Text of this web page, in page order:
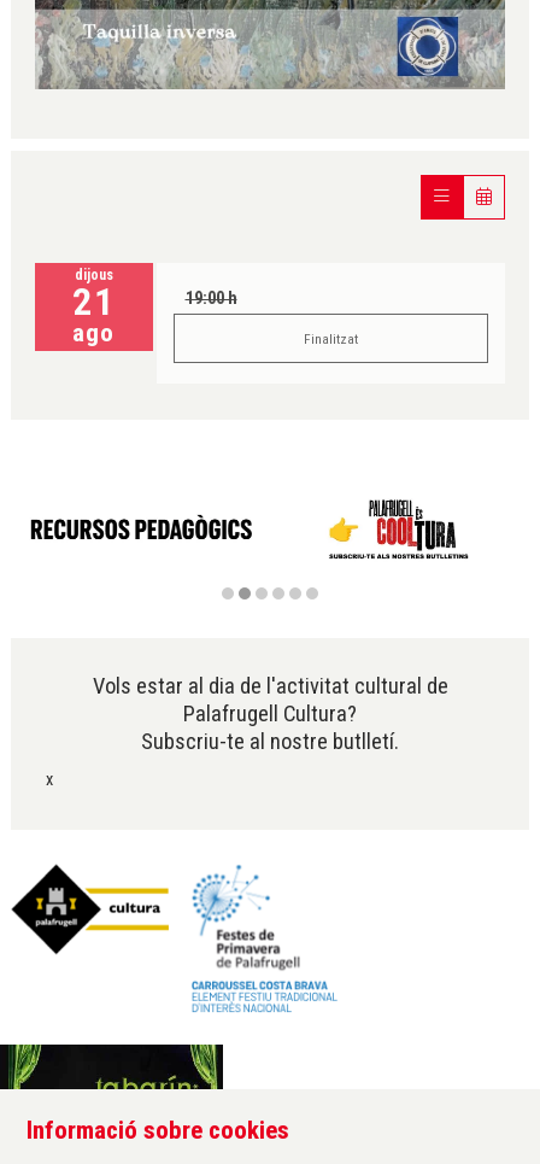
dijous
21
ago
19:00 h
Finalitzat
Vols estar al dia de l'activitat cultural de
Palafrugell Cultura?
Subscriu-te al nostre butlletí.
x
Àrea de cultura de l'Ajuntament de Palafrugell
Informació sobre cookies